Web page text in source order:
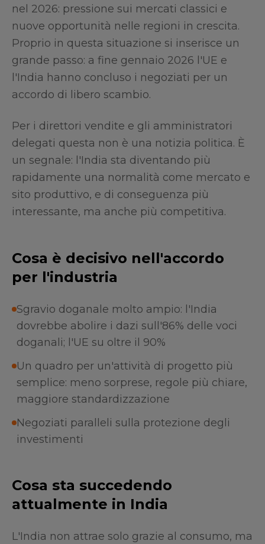
nel 2026: pressione sui mercati classici e
nuove opportunità nelle regioni in crescita.
Proprio in questa situazione si inserisce un
grande passo: a fine gennaio 2026 l'UE e
l'India hanno concluso i negoziati per un
accordo di libero scambio.
Per i direttori vendite e gli amministratori
delegati questa non è una notizia politica. È
un segnale: l'India sta diventando più
rapidamente una normalità come mercato e
sito produttivo, e di conseguenza più
interessante, ma anche più competitiva.
Cosa è decisivo nell'accordo
per l'industria
Sgravio doganale molto ampio: l'India
dovrebbe abolire i dazi sull'86% delle voci
doganali; l'UE su oltre il 90%
Un quadro per un'attività di progetto più
semplice: meno sorprese, regole più chiare,
maggiore standardizzazione
Negoziati paralleli sulla protezione degli
investimenti
Cosa sta succedendo
attualmente in India
L'India non attrae solo grazie al consumo, ma